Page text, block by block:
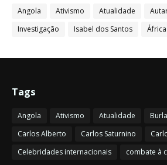
Angola Ativismo Atualidade
Investigação
Isabel dos Santos África
Tags
Angola Ativismo Atualidade
Carlos Alberto
Carlos Saturnino
Celebridades internacionais
combate à